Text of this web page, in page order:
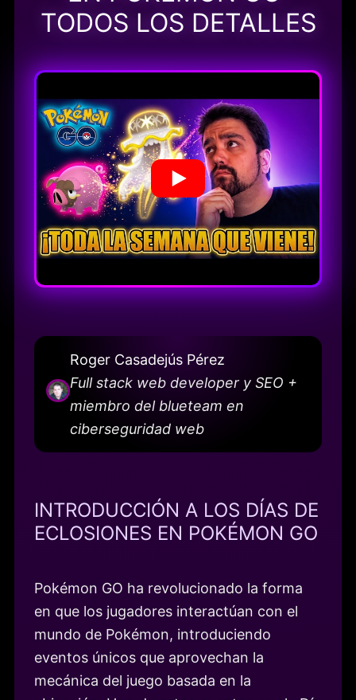
TODOS LOS DETALLES
Roger Casadejús Pérez
Full stack web developer y SEO +
miembro del blueteam en
ciberseguridad web
INTRODUCCIÓN A LOS DÍAS DE
ECLOSIONES EN POKÉMON GO
Pokémon GO ha revolucionado la forma
en que los jugadores interactúan con el
mundo de Pokémon, introduciendo
eventos únicos que aprovechan la
mecánica del juego basada en la